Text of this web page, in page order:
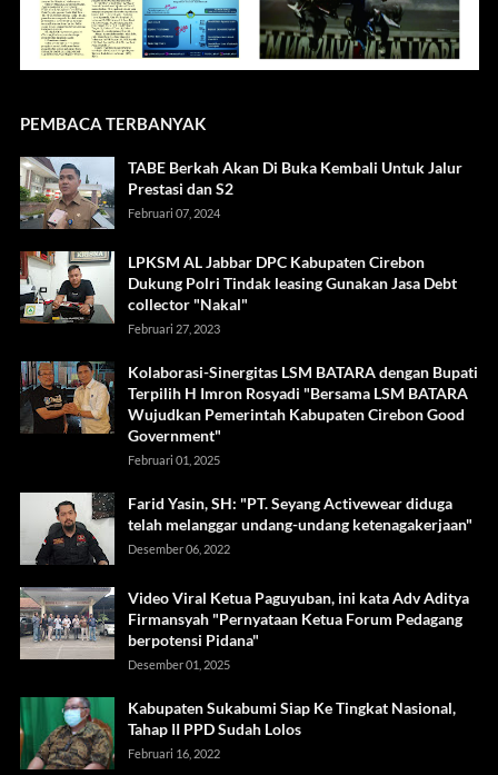
PEMBACA TERBANYAK
TABE Berkah Akan Di Buka Kembali Untuk Jalur
Prestasi dan S2
Februari 07, 2024
LPKSM AL Jabbar DPC Kabupaten Cirebon
Dukung Polri Tindak leasing Gunakan Jasa Debt
collector "Nakal"
Februari 27, 2023
Kolaborasi-Sinergitas LSM BATARA dengan Bupati
Terpilih H Imron Rosyadi "Bersama LSM BATARA
Wujudkan Pemerintah Kabupaten Cirebon Good
Government"
Februari 01, 2025
Farid Yasin, SH: "PT. Seyang Activewear diduga
telah melanggar undang-undang ketenagakerjaan"
Desember 06, 2022
Video Viral Ketua Paguyuban, ini kata Adv Aditya
Firmansyah "Pernyataan Ketua Forum Pedagang
berpotensi Pidana"
Desember 01, 2025
Kabupaten Sukabumi Siap Ke Tingkat Nasional,
Tahap II PPD Sudah Lolos
Februari 16, 2022